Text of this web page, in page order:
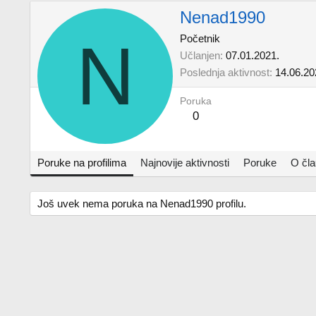
N
Nenad1990
Početnik
Učlanjen 07.01.2021.
Poslednja aktivnost
Poruka
0
Poruke na profilima Najnovije aktivnosti Poruke O
Još uvek nema poruka na Nenad1990 profilu.